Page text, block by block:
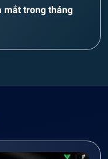
mắt trong tháng